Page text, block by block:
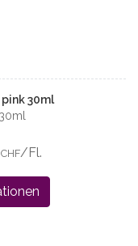
30ml
CHF/Fl.